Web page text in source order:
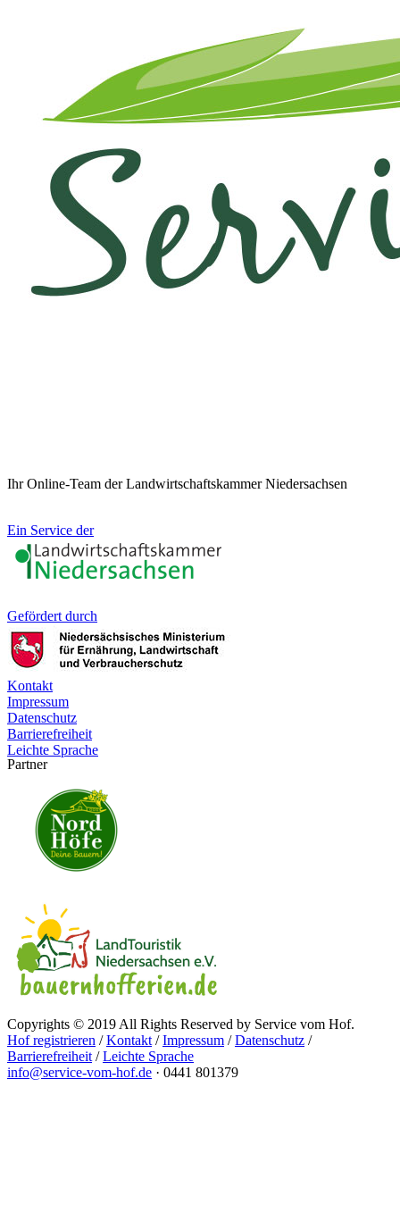
Ihr Online-Team der Landwirtschaftskammer Niedersachsen
Ein Service der
Gefördert durch
Kontakt
Impressum
Datenschutz
Barrierefreiheit
Leichte Sprache
Partner
Copyrights © 2019 All Rights Reserved by Service vom Hof.
Hof registrieren /Kontakt /Impressum /Datenschutz /
Barrierefreiheit /Leichte Sprache
info@service-vom-hof.de · 0441 801379